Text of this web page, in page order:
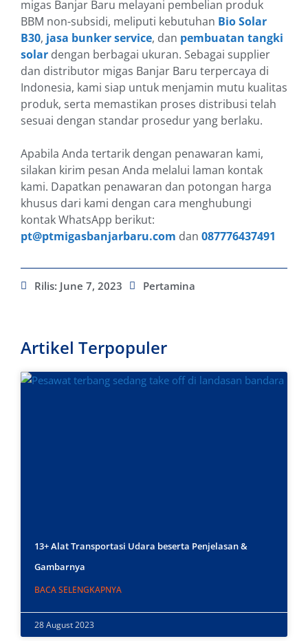
migas Banjar Baru melayani pembelian produk
BBM non-subsidi, meliputi kebutuhan Bio Solar
B30, jasa bunker service, dan pembuatan tangki
solar dengan berbagai ukuran. Sebagai supplier
dan distributor migas Banjar Baru terpercaya di
Indonesia, kami siap untuk menjamin mutu kualitas
produk, serta memastikan proses distribusi telah
sesuai dengan standar prosedur yang berlaku.
Apabila Anda tertarik dengan penawaran kami,
silakan kirim pesan Anda melalui laman kontak
kami. Dapatkan penawaran dan potongan harga
khusus dari kami dengan cara menghubungi
kontak WhatsApp berikut:
pt@ptmigasbanjarbaru.com dan 087776437491
Rilis: June 7, 2023 Pertamina
Artikel Terpopuler
13+ Alat Transportasi Udara beserta Penjelasan &
Gambarnya
BACA SELENGKAPNYA
28 August 2023